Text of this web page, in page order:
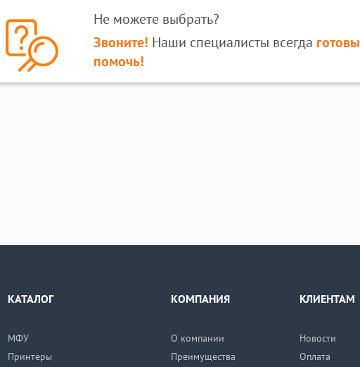
Не можете выбрать?
Звоните! Наши специалисты всегда готовы
помочь!
КАТАЛОГ
МФУ
Принтеры
КОМПАНИЯ
О компании
Преимущества
КЛИЕНТАМ
Новости
Оплата